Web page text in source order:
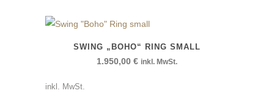
SWING „BOHO“ RING SMALL
1.950,00 € inkl. MwSt.
inkl. MwSt.